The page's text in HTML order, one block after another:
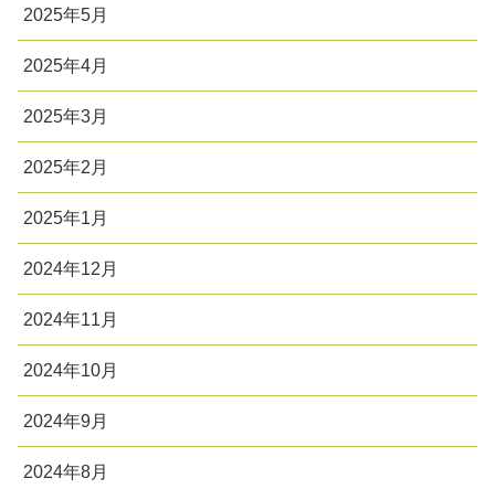
2025年5月
2025年4月
2025年3月
2025年2月
2025年1月
2024年12月
2024年11月
2024年10月
2024年9月
2024年8月